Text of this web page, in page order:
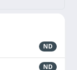
ND
ND